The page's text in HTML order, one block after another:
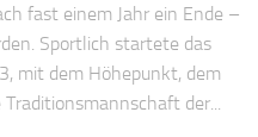
fast einem Jahr ein Ende –
Sportlich startete das
mit dem Höhepunkt, dem
der...